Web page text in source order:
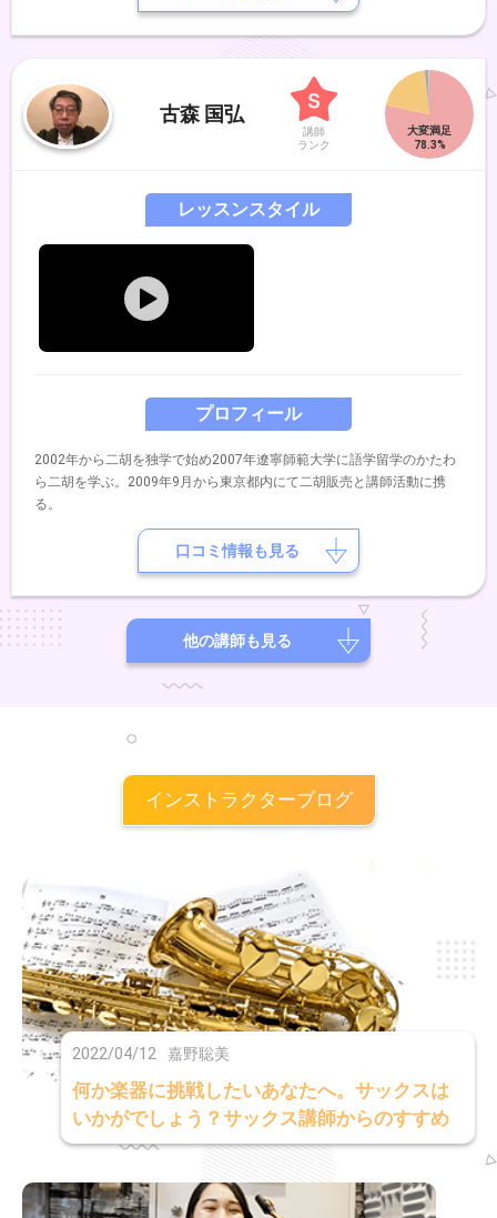
技術と音楽に対しての深い思いを学びました。 今は関西近辺で演奏活
動と、レッスン、レコーディングなども行っています。二胡の交流の場
続けています。 私がレッスンで大切にしているのは、楽しさ わかり
やすさ 個人の適性へのよりそい です。初めての方から 経験者の方
まで、会員様のひとりひとりの特性とご都合に合わせて柔軟に対応させ
ていただき、一緒に二胡の魅力を引き出すことを得意としています。一
古森 国弘
講師
ランク
プロフィール
2002年から二胡を独学で始め2007年遼寧師範大学に語学留学のかたわ
ら二胡を学ぶ。2009年9月から東京都内にて二胡販売と講師活動に携
る。
レッスンスタイル
口コミ情報も見る
他の講師も見る
インストラクターブログ
2022/04/12 嘉野聡美
何か楽器に挑戦したいあなたへ。サックスは
いかがでしょう？サックス講師からのすすめ